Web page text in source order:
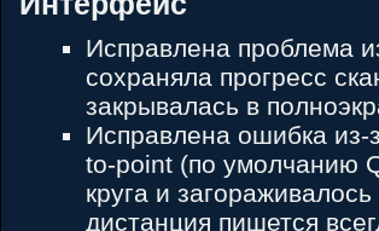
Исправлена проблема
сохраняла прогресс
закрывалась в
Исправлена ошибка из-
to-point (по умолчанию
круга и
дистанция пишется